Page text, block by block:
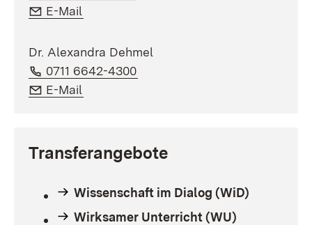
E-Mail:
E-Mail
Dr. Alexandra Dehmel
Telefon:
0711 6642-4300
E-Mail:
E-Mail
Transferangebote
Wissenschaft im Dialog (WiD)
Wirksamer Unterricht (WU)